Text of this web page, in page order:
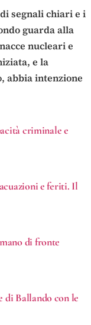
segnali chiari e i
guarda alla
nucleari e
e la
abbia intenzione
criminale e
e feriti. Il
di fronte
di Ballando con le